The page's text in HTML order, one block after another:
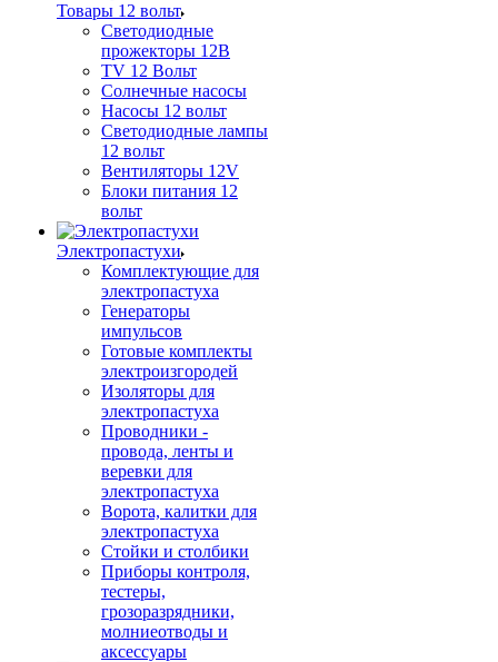
Товары 12 вольт
Светодиодные
прожекторы 12В
TV 12 Вольт
Солнечные насосы
Насосы 12 вольт
Светодиодные лампы
12 вольт
Вентиляторы 12V
Блоки питания 12
вольт
Электропастухи
Комплектующие для
электропастуха
Генераторы
импульсов
Готовые комплекты
электроизгородей
Изоляторы для
электропастуха
Проводники -
провода, ленты и
веревки для
электропастуха
Ворота, калитки для
электропастуха
Стойки и столбики
Приборы контроля,
тестеры,
грозоразрядники,
молниеотводы и
аксессуары